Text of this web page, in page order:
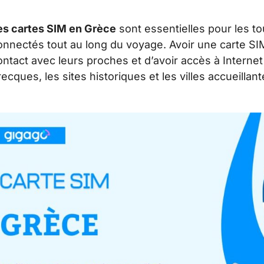
cartes SIM en Grèce sont essentielles pour les
tout au long du voyage. Avoir une carte
avec leurs proches et d’avoir accès à
les sites historiques et les villes